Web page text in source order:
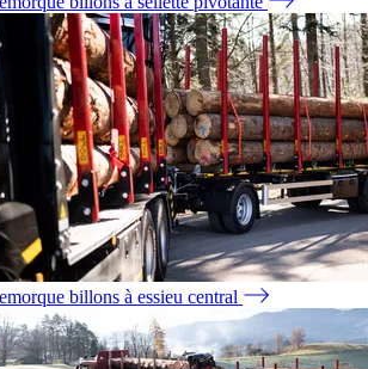
billons à essieu central